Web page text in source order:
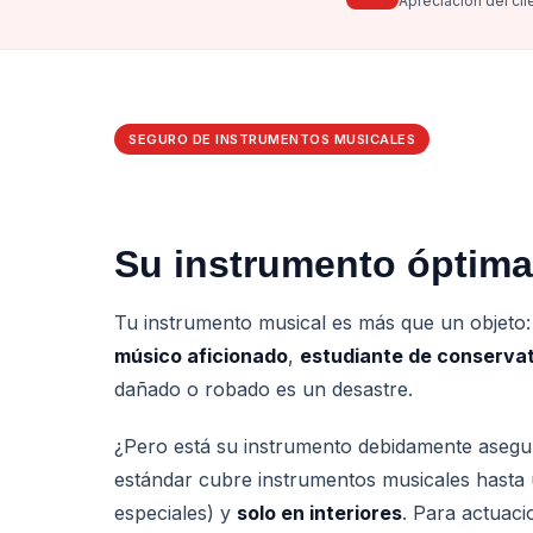
SEGURO DE INSTRUMENTOS MUSICALES
Su instrumento
Tu instrumento musical es más que un
músico aficionado, estudiante de
dañado o robado es un desastre.
¿Pero está su instrumento debidamente
estándar cubre instrumentos musicales
especiales) y solo en interiores. Para